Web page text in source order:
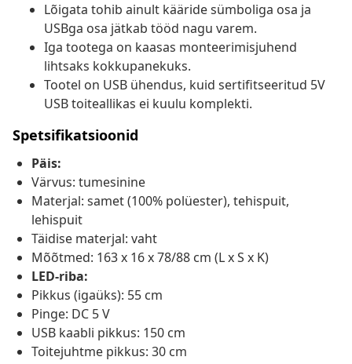
Lõigata tohib ainult kääride sümboliga osa ja
USBga osa jätkab tööd nagu varem.
Iga tootega on kaasas monteerimisjuhend
lihtsaks kokkupanekuks.
Tootel on USB ühendus, kuid sertifitseeritud 5V
USB toiteallikas ei kuulu komplekti.
Spetsifikatsioonid
Päis:
Värvus: tumesinine
Materjal: samet (100% polüester), tehispuit,
lehispuit
Täidise materjal: vaht
Mõõtmed: 163 x 16 x 78/88 cm (L x S x K)
LED-riba:
Pikkus (igaüks): 55 cm
Pinge: DC 5 V
USB kaabli pikkus: 150 cm
Toitejuhtme pikkus: 30 cm